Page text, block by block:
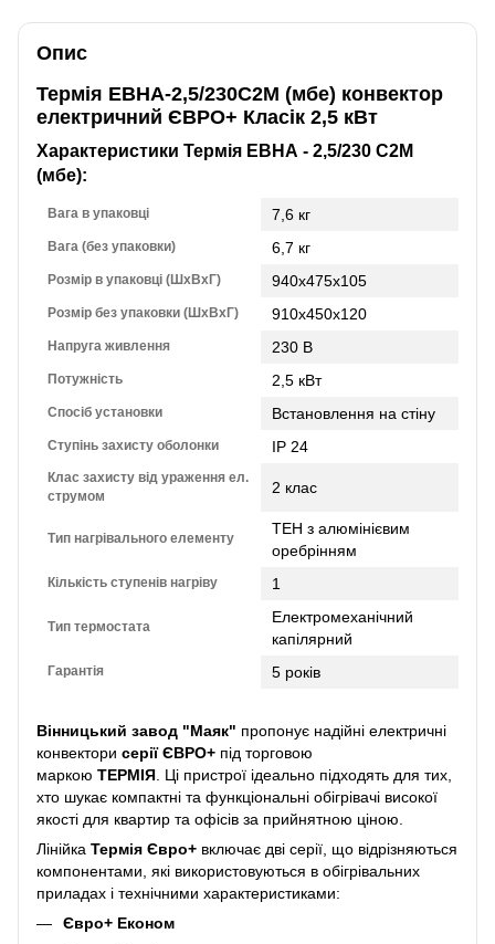
Опис
Термія ЕВНА-2,5/230С2М (мбе) конвектор
електричний ЄВРО+ Класік 2,5 кВт
Характеристики Термія ЕВНА - 2,5/230 С2М
(мбе):
Вага в упаковці 7,6 кг
Вага (без упаковки) 6,7 кг
Розмір в упаковці (ШхВхГ) 940х475х105
Розмір без упаковки (ШхВхГ) 910х450х120
Напруга живлення 230 В
Потужність 2,5 кВт
Спосіб установки Встановлення на стіну
Ступінь захисту оболонки IP 24
Клас захисту від ураження ел.
струмом
2 клас
Тип нагрівального елементу
ТЕН з алюмінієвим
оребрінням
Кількість ступенів нагріву 1
Тип термостата
Електромеханічний
капілярний
Гарантія 5 років
Вінницький завод "Маяк" пропонує надійні електричні
конвектори серії ЄВРО+ під торговою
маркою ТЕРМІЯ. Ці пристрої ідеально підходять для тих,
хто шукає компактні та функціональні обігрівачі високої
якості для квартир та офісів за прийнятною ціною.
Лінійка Термія Євро+ включає дві серії, що відрізняються
компонентами, які використовуються в обігрівальних
приладах і технічними характеристиками:
Євро+ Економ